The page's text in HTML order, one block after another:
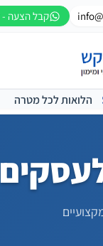
קבל הצעה - 053-7669897
הלואות לכל מטרה